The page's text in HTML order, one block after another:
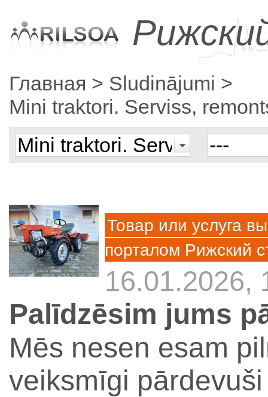
Главная
Sludinājumi
Mini traktori. Serviss,
Товар или услуга
порталом Рижский
16.01.2026,
Palīdzēsim jums
Mēs nesen esam
veiksmīgi